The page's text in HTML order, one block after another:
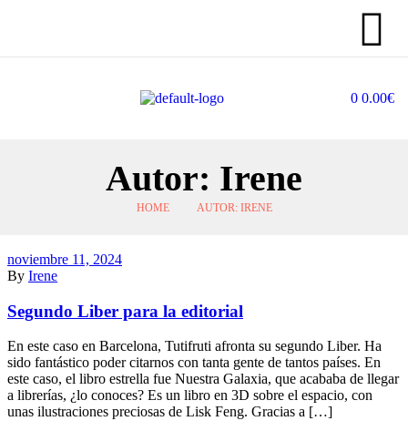
0 0.00€
Autor: Irene
HOME AUTOR: IRENE
noviembre 11, 2024
By Irene
Segundo Liber para la editorial
En este caso en Barcelona, Tutifruti afronta su segundo Liber. Ha
sido fantástico poder citarnos con tanta gente de tantos países. En
este caso, el libro estrella fue Nuestra Galaxia, que acababa de llegar
a librerías, ¿lo conoces? Es un libro en 3D sobre el espacio, con
unas ilustraciones preciosas de Lisk Feng. Gracias a […]